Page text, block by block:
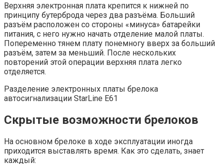
Верхняя электронная плата крепится к нижней по
принципу бутерброда через два разъёма. Больший
разъём расположен со стороны «минуса» батарейки
питания, с него нужно начать отделение малой платы.
Попеременно тянем плату понемногу вверх за больший
разъём, затем за меньший. После нескольких
повторений этой операции верхняя плата легко
отделяется.
Разделение электронных платы брелока
автосигнализации StarLine E61
Скрытые возможности брелоков
На основном брелоке в ходе эксплуатации иногда
приходится выставлять время. Как это сделать, знает
каждый: